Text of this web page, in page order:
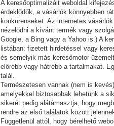
A keresőoptimalizált weboldal
érdeklődők, a vásárlók könnyebben
konkurenseket. Az internetes
nézelődni a kívánt termék vagy
Google, a Bing vagy a Yahoo is.) A
listában: fizetett hirdetéssel vagy
és semelyik más keresőmotor
előrébb vagy hátrébb a tartalmakat.
talál.
Természetesen vannak (nem is
amelyekkel biztosabbak lehetünk a
sikerét pedig alátámasztja, hogy
rendre az első találatok között
Függetlenül attól, hogy bérelhető